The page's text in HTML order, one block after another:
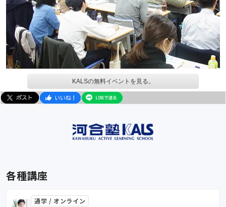
KALSの無料イベントを見る。
各種講座
通学 / オンライン